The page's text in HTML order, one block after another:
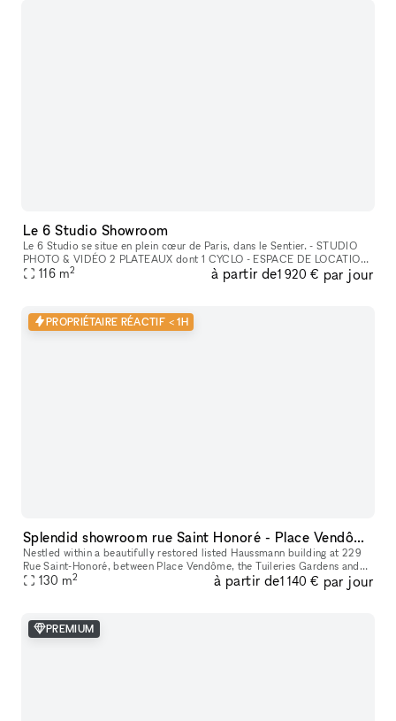
Le 6 Studio Showroom
Le 6 Studio se situe en plein cœur de Paris, dans le Sentier. - STUDIO
PHOTO & VIDÉO 2 PLATEAUX dont 1 CYCLO - ESPACE DE LOCATION
POUR SHOWROOMS / EXPOSITIONS / CASTINGS
116 m2 à partir de1 920 € par jour
PROPRIÉTAIRE RÉACTIF < 1H
Splendid showroom rue Saint Honoré - Place Vendôme, in the heart of Paris fashion & culture district.
Nestled within a beautifully restored listed Haussmann building at 229
Rue Saint-Honoré, between Place Vendôme, the Tuileries Gardens and
the Louvre, 229LAB offers one of Paris' most prestigious addr
130 m2 à partir de1 140 € par jour
PREMIUM